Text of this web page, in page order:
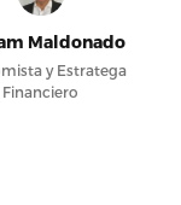
Maldonado
y Estratega
Financiero